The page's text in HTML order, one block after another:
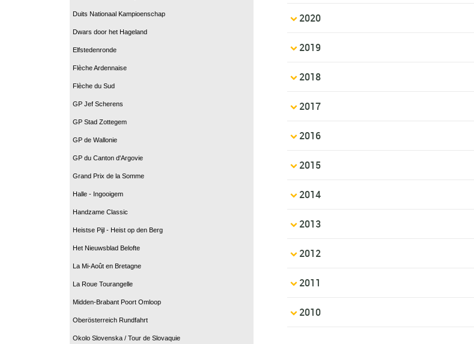
Duits Nationaal Kampioenschap
Dwars door het Hageland
Elfstedenronde
Flèche Ardennaise
Flèche du Sud
GP Jef Scherens
GP Stad Zottegem
GP de Wallonie
GP du Canton d'Argovie
Grand Prix de la Somme
Halle - Ingooigem
Handzame Classic
Heistse Pijl - Heist op den Berg
Het Nieuwsblad Belofte
La Mi-Août en Bretagne
La Roue Tourangelle
Midden-Brabant Poort Omloop
Oberösterreich Rundfahrt
Okolo Slovenska / Tour de Slovaquie
2020
2019
2018
2017
2016
2015
2014
2013
2012
2011
2010